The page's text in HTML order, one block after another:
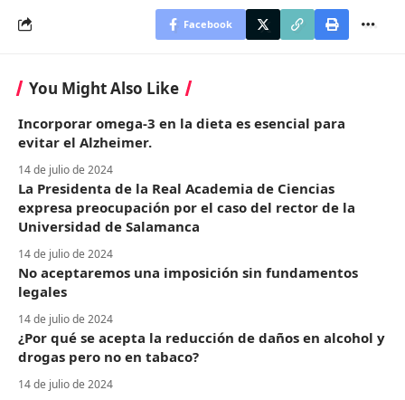
Facebook
You Might Also Like
Incorporar omega-3 en la dieta es esencial para
evitar el Alzheimer.
14 de julio de 2024
La Presidenta de la Real Academia de Ciencias
expresa preocupación por el caso del rector de la
Universidad de Salamanca
14 de julio de 2024
No aceptaremos una imposición sin fundamentos
legales
14 de julio de 2024
¿Por qué se acepta la reducción de daños en alcohol y
drogas pero no en tabaco?
14 de julio de 2024